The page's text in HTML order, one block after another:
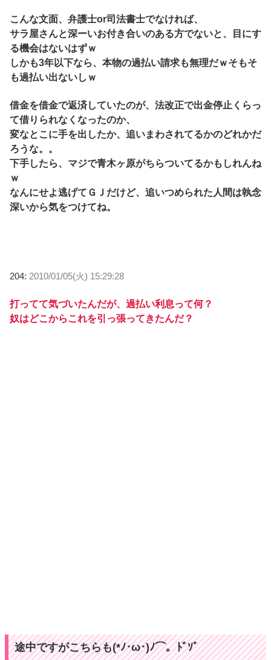
こんな文面、弁護士or司法書士でなければ、
サラ屋さんと深ーいお付き合いのある方でないと、目にす
る機会はないはずｗ
しかも3年以下なら、本物の過払い請求も無理だｗそもそ
も過払い出ないしｗ
借金を借金で返済していたのが、法改正で出金停止くらっ
て借りられなくなったのか、
変なとこに手を出したか、追いまわされてるかのどれかだ
ろうな。。
下手したら、マジで青木ヶ原がちらついてるかもしれんね
ｗ
なんにせよ逃げてＧＪだけど、追いつめられた人間は執念
深いから気をつけてね。
204: 2010/01/05(火) 15:29:28
打ってて気づいたんだが、過払い利息って何？
奴はどこからこれを引っ張ってきたんだ？
途中ですがこちらも(*ﾉ･ω･)ﾉ⌒。ﾄﾞｿﾞ